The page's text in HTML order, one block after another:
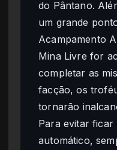
do Pântano.
um grande
Acampamento
Mina Livre for
completar as
facção, os
tornarão
Para evitar
automático,